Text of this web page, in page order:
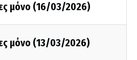
μόνο (16/03/2026)
μόνο (13/03/2026)